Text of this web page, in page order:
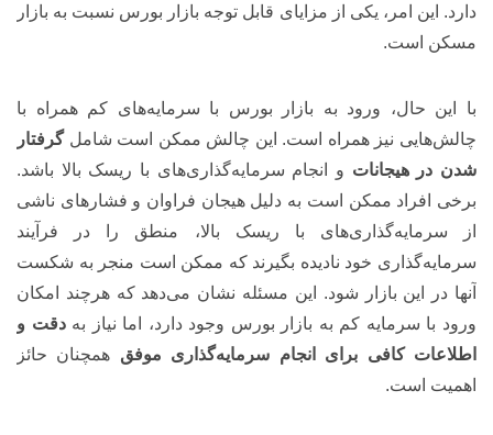
دارد. این امر، یکی از مزایای قابل توجه بازار بورس نسبت به بازار
مسکن است.
با این حال، ورود به بازار بورس با سرمایه‌های کم همراه با
چالش‌هایی نیز همراه است. این چالش ممکن است شاملگرفتار
شدن در هیجانات و انجام سرمایه‌گذاری‌های با ریسک بالا باشد.
برخی افراد ممکن است به دلیل هیجان فراوان و فشارهای ناشی
از سرمایه‌گذاری‌های با ریسک بالا، منطق را در فرآیند
سرمایه‌گذاری خود نادیده بگیرند که ممکن است منجر به شکست
آنها در این بازار شود. این مسئله نشان می‌دهد که هرچند امکان
ورود با سرمایه کم به بازار بورس وجود دارد، اما نیاز بهدقت و
اطلاعات کافی برای انجام سرمایه‌گذاری موفق همچنان حائز
اهمیت است.